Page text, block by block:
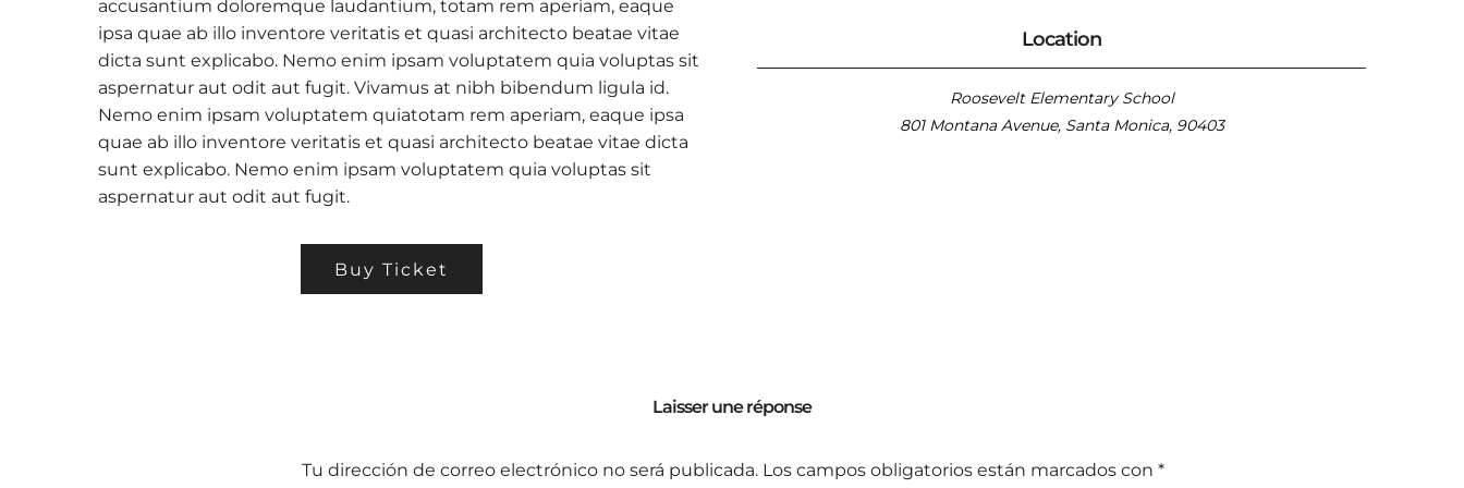
accusantium doloremque laudantium, totam rem aperiam, eaque
ipsa quae ab illo inventore veritatis et quasi architecto beatae vitae
dicta sunt explicabo. Nemo enim ipsam voluptatem quia voluptas sit
aspernatur aut odit aut fugit. Vivamus at nibh bibendum ligula id.
Nemo enim ipsam voluptatem quiatotam rem aperiam, eaque ipsa
quae ab illo inventore veritatis et quasi architecto beatae vitae dicta
sunt explicabo. Nemo enim ipsam voluptatem quia voluptas sit
aspernatur aut odit aut fugit.
Buy Ticket
Location
Roosevelt Elementary School
801 Montana Avenue, Santa Monica, 90403
Laisser une réponse
Tu dirección de correo electrónico no será publicada. Los campos obligatorios están marcados con*